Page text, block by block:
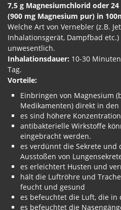
7,5 g Magnesiumchlorid oder
(900 mg Magnesium pur) in
Welche Art von Vernebler (z.B.
Inhalationsgerät, Dampfbad
unwesentlich.
Inhalationsdauer: 10-30
Tag.
Vorteile:
Einbringen von Magnesium
Medikamenten) direkt in den
es sind höhere
antibakterielle Wirkstoffe
eingebracht werden.
es verdünnt die Sekrete und
Ausstoßen von
es erleichtert Husten und
hält die Luftröhre und
feucht und gesund
es befeuchtet die Luft, die in
es befeuchtet die